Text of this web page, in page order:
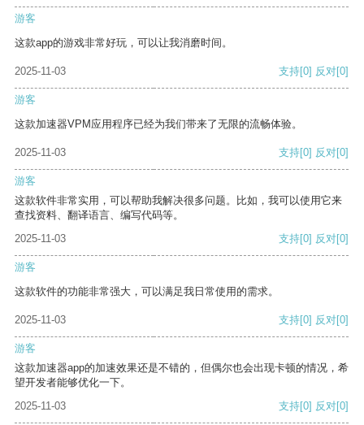
游客
这款app的游戏非常好玩，可以让我消磨时间。
2025-11-03 支持[0] 反对[0]
游客
这款加速器VPM应用程序已经为我们带来了无限的流畅体验。
2025-11-03 支持[0] 反对[0]
游客
这款软件非常实用，可以帮助我解决很多问题。比如，我可以使用它来
查找资料、翻译语言、编写代码等。
2025-11-03
支持[0] 反对[0]
游客
这款软件的功能非常强大，可以满足我日常使用的需求。
2025-11-03 支持[0] 反对[0]
游客
这款加速器app的加速效果还是不错的，但偶尔也会出现卡顿的情况，希
望开发者能够优化一下。
2025-11-03
支持[0] 反对[0]